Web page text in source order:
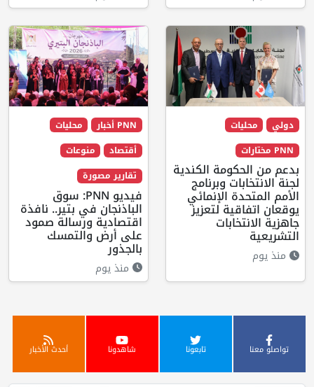
دولي
محليات
PNN مختارات
بدعم من الحكومة الكندية
لجنة الانتخابات وبرنامج
الأمم المتحدة الإنمائي
يوقعان اتفاقية لتعزيز
جاهزية الانتخابات
التشريعية
منذ يوم
PNN أخبار
محليات
أقتصاد
منوعات
تقارير مصورة
فيديو PNN: سوق
الباذنجان في بتير.. نافذة
اقتصادية ورسالة صمود
على أرض والتمسك
بالجذور
منذ يوم
تواصلو معنا تابعونا شاهدونا أحدث الأخبار